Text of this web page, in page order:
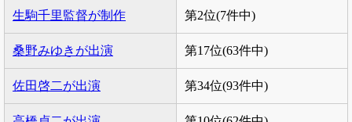
生駒千里監督が制作 第2位(7件中)
桑野みゆきが出演 第17位(63件中)
佐田啓二が出演 第34位(93件中)